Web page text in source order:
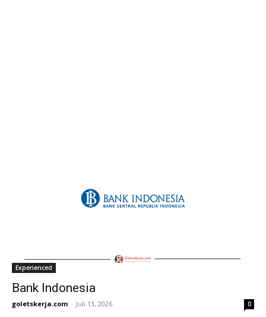
Experienced
Bank Indonesia
goletskerja.com - Juli 13, 2026 0